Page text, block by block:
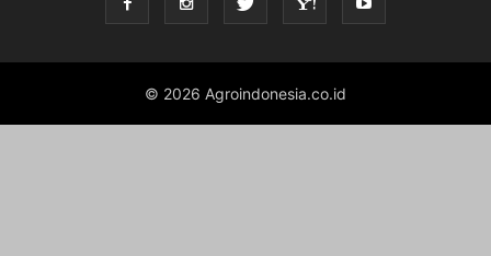
© 2026 Agroindonesia.co.id